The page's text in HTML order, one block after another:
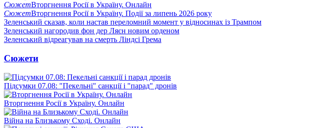
СюжетВторгнення Росії в Україну. Онлайн
СюжетВторгнення Росії в Україну. Події за липень 2026 року
Зеленський сказав, коли настав переломний момент у відносинах із Трампом
Зеленський нагородив фон дер Ляєн новим орденом
Зеленський відреагував на смерть Ліндсі Грема
Сюжети
Підсумки 07.08: "Пекельні" санкції і "парад" дронів
Вторгнення Росії в Україну. Онлайн
Війна на Близькому Сході. Онлайн